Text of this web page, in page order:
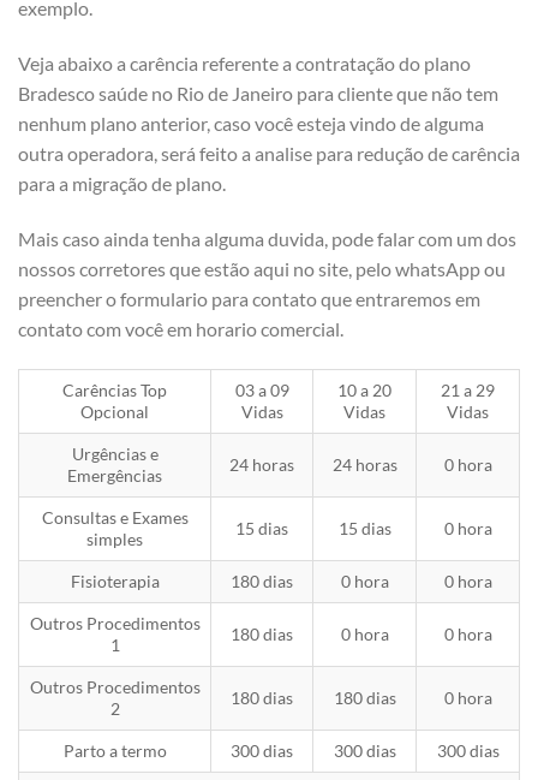
exemplo.
Veja abaixo a carência referente a contratação do plano
Bradesco saúde no Rio de Janeiro para cliente que não tem
nenhum plano anterior, caso você esteja vindo de alguma
outra operadora, será feito a analise para redução de carência
para a migração de plano.
Mais caso ainda tenha alguma duvida, pode falar com um dos
nossos corretores que estão aqui no site, pelo whatsApp ou
preencher o formulario para contato que entraremos em
contato com você em horario comercial.
Carências Top
Opcional
03 a 09
Vidas
10 a 20
Vidas
21 a 29
Vidas
Urgências e
Emergências
24 horas 24 horas 0 hora
Consultas e Exames
simples
15 dias 15 dias 0 hora
Fisioterapia 180 dias 0 hora 0 hora
Outros Procedimentos
1
180 dias 0 hora 0 hora
Outros Procedimentos
2
180 dias 180 dias 0 hora
Parto a termo 300 dias 300 dias 300 dias